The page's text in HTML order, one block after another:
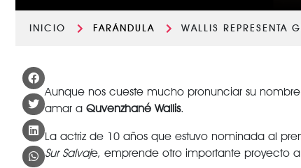
INICIO FARÁNDULA WALLIS REPRESENTA
Aunque nos cueste mucho pronunciar su
amar a Quvenzhané Wallis.
La actriz de 10 años que estuvo nominada al
Sur Salvaje, emprende otro importante proyecto